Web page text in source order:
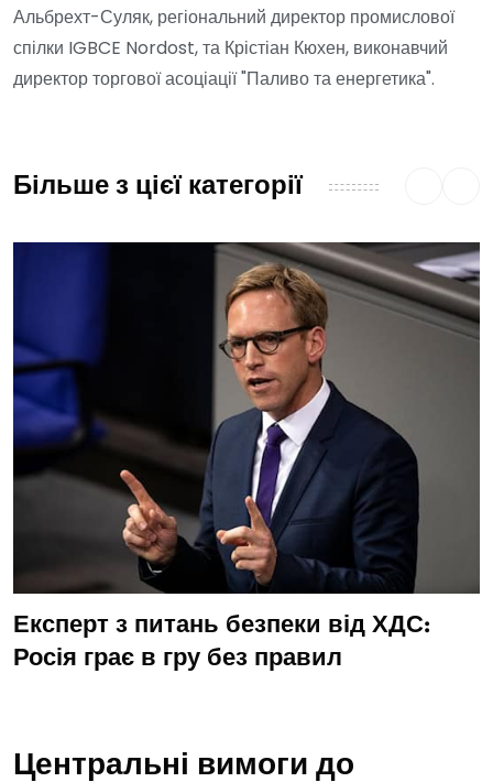
Альбрехт-Суляк, регіональний директор промислової
спілки IGBCE Nordost, та Крістіан Кюхен, виконавчий
директор торгової асоціації "Паливо та енергетика".
Більше з цієї категорії
Експерт з питань безпеки від ХДС:
Росія грає в гру без правил
Центральні вимоги до